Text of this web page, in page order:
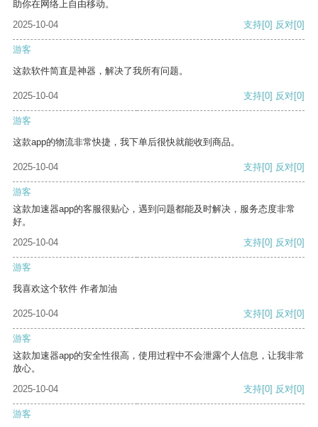
助你在网络上自由移动。
2025-10-04
支持[0] 反对[0]
游客
这款软件简直是神器，解决了我所有问题。
2025-10-04 支持[0] 反对[0]
游客
这款app的物流非常快捷，我下单后很快就能收到商品。
2025-10-04 支持[0] 反对[0]
游客
这款加速器app的客服很贴心，遇到问题都能及时解决，服务态度非常
好。
2025-10-04
支持[0] 反对[0]
游客
我喜欢这个软件 作者加油
2025-10-04 支持[0] 反对[0]
游客
这款加速器app的安全性很高，使用过程中不会泄露个人信息，让我非常
放心。
2025-10-04
支持[0] 反对[0]
游客